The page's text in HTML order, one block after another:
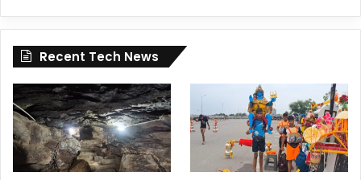
Recent Tech News